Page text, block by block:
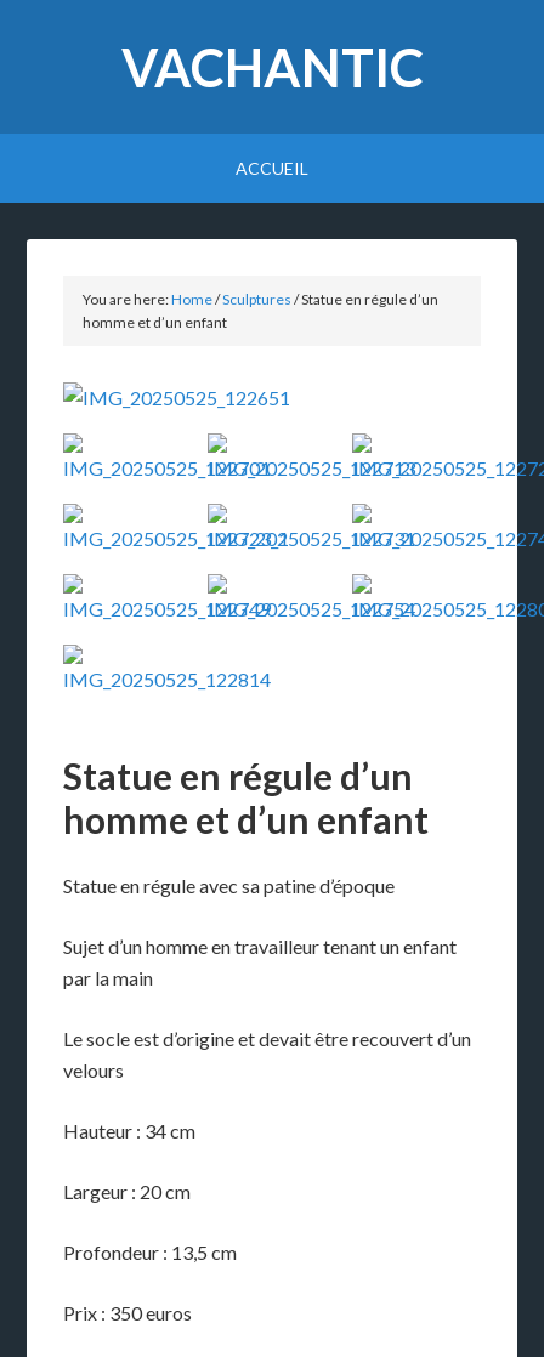
VACHANTIC
ACCUEIL
You are here:Home/Sculptures /Statue en régule d’un
homme et d’un enfant
Statue en régule d’un
homme et d’un enfant
Statue en régule avec sa patine d’époque
Sujet d’un homme en travailleur tenant un enfant
par la main
Le socle est d’origine et devait être recouvert d’un
velours
Hauteur : 34 cm
Largeur : 20 cm
Profondeur : 13,5 cm
Prix : 350 euros